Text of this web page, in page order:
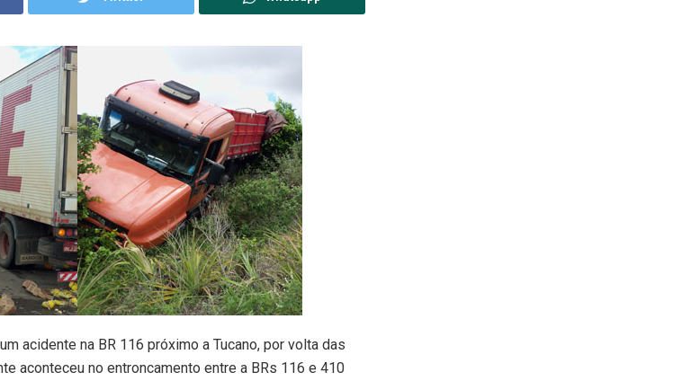
acidente na BR 116 próximo a Tucano, por volta das
aconteceu no entroncamento entre a BRs 116 e 410